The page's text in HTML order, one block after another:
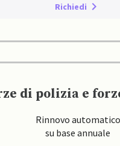
Richiedi
di polizia e
Rinnovo automatico
su base annuale